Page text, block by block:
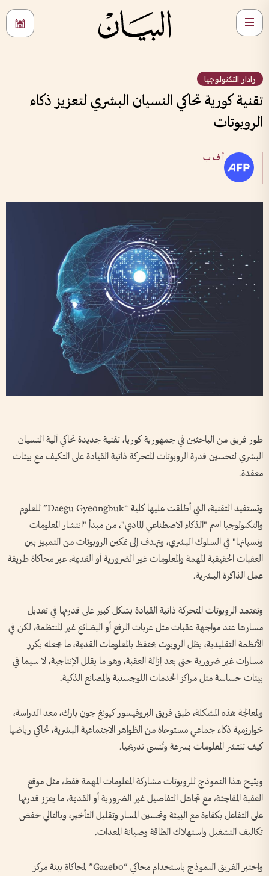
رادار التكنولوجيا
تقنية كورية تحاكي النسيان البشري لتعزيز ذكاء
الروبوتات
أ ف ب
طور فريق من الباحثين في جمهورية كوريا، تقنية جديدة تحاكي آلية النسيان
البشري لتحسين قدرة الروبوتات المتحركة ذاتية القيادة على التكيف مع بيئات
معقدة.
وتستفيد التقنية، التي أطلقت عليها كلية “Daegu Gyeongbuk” للعلوم
والتكنولوجيا اسم "الذكاء الاصطناعي المادي"، من مبدأ "انتشار المعلومات
ونسيانها" في السلوك البشري، وتهدف إلى تمكين الروبوتات من التمييز بين
العقبات الحقيقية المهمة والمعلومات غير الضرورية أو القديمة، عبر محاكاة طريقة
عمل الذاكرة البشرية.
وتعتمد الروبوتات المتحركة ذاتية القيادة بشكل كبير على قدرتها في تعديل
مسارها عند مواجهة عقبات مثل عربات الرفع أو البضائع غير المنتظمة، لكن في
الأنظمة التقليدية، يظل الروبوت يحتفظ بالمعلومات القديمة، ما يجعله يكرر
مسارات غير ضرورية حتى بعد إزالة العقبة، وهو ما يقلل الإنتاجية، لا سيما في
بيئات حساسة مثل مراكز الخدمات اللوجستية والمصانع الذكية.
ولمعالجة هذه المشكلة، طبق فريق البروفيسور كيونغ جون بارك، معد الدراسة،
خوارزمية ذكاء جماعي مستوحاة من الظواهر الاجتماعية البشرية، تحاكي رياضيا
كيف تنتشر المعلومات بسرعة وتُنسى تدريجيا.
ويتيح هذا النموذج للروبوتات مشاركة المعلومات المهمة فقط، مثل موقع
العقبة المفاجئة، مع تجاهل التفاصيل غير الضرورية أو القديمة، ما يعزز قدرتها
على التفاعل بكفاءة مع البيئة وتحسين المسار وتقليل التأخير، وبالتالي خفض
تكاليف التشغيل واستهلاك الطاقة وصيانة المعدات.
واختبر الفريق النموذج باستخدام محاكي “Gazebo” لمحاكاة بيئة مركز